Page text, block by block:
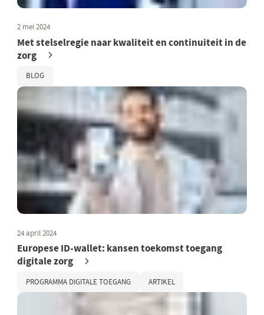
2 mei 2024
Met stelselregie naar kwaliteit en continuiteit in de
zorg
BLOG
24 april 2024
Europese ID-wallet: kansen toekomst toegang
digitale zorg
PROGRAMMA DIGITALE TOEGANG ARTIKEL